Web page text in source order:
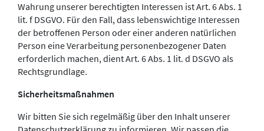
Wahrung unserer berechtigten Interessen ist Art. 6 Abs. 1
lit. f DSGVO. Für den Fall, dass lebenswichtige Interessen
der betroffenen Person oder einer anderen natürlichen
Person eine Verarbeitung personenbezogener Daten
erforderlich machen, dient Art. 6 Abs. 1 lit. d DSGVO als
Rechtsgrundlage.
Sicherheitsmaßnahmen
Wir bitten Sie sich regelmäßig über den Inhalt unserer